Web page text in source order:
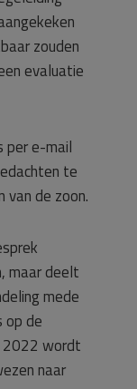
zouden
evaluatie
per e-mail
te
van de zoon.
maar deelt
mede
op de
2022 wordt
naar